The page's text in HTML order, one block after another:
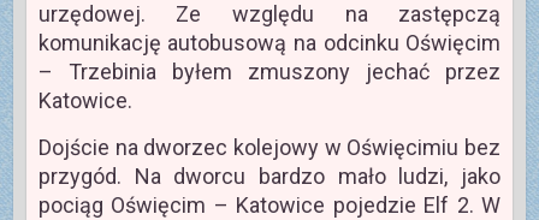
urzędowej. Ze względu na zastępczą
komunikację autobusową na odcinku Oświęcim
– Trzebinia byłem zmuszony jechać przez
Katowice.
Dojście na dworzec kolejowy w Oświęcimiu bez
przygód. Na dworcu bardzo mało ludzi, jako
pociąg Oświęcim – Katowice pojedzie Elf 2. W